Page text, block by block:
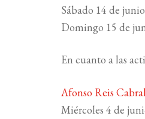
Sábado 14 de
Domingo 15 de
En cuanto a las
Afonso Reis Cabral
Miércoles 4 de